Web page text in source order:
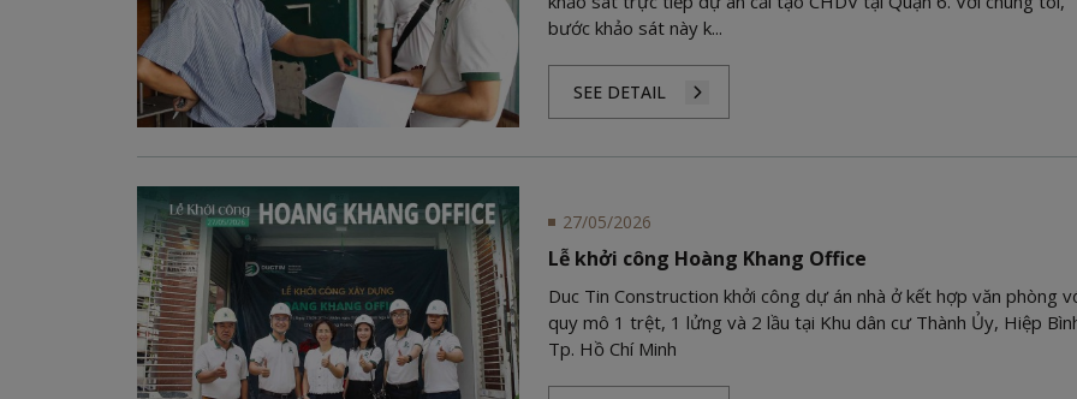
bước khảo sát này k...
SEE DETAIL
27/05/2026
Lễ khởi công Hoàng Khang Office
Duc Tin Construction khởi công dự án nhà ở kết hợp văn phòng
quy mô 1 trệt, 1 lửng và 2 lầu tại Khu dân cư Thành Ủy, Hiệp
Tp. Hồ Chí Minh